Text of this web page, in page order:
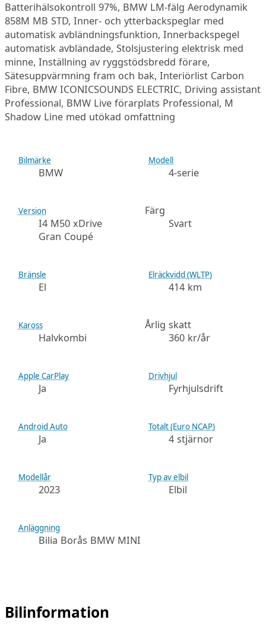
Batterihälsokontroll 97%, BMW LM-fälg Aerodynamik
858M MB STD, Inner- och ytterbackspeglar med
automatisk avbländningsfunktion, Innerbackspegel
automatisk avbländade, Stolsjustering elektrisk med
minne, Inställning av ryggstödsbredd förare,
Sätesuppvärmning fram och bak, Interiörlist Carbon
Fibre, BMW ICONICSOUNDS ELECTRIC, Driving assistant
Professional, BMW Live förarplats Professional, M
Shadow Line med utökad omfattning
Bilmärke
BMW
Modell
4-serie
Version
I4 M50 xDrive
Gran Coupé
Färg
Svart
Bränsle
El
Elräckvidd (WLTP)
414 km
Kaross
Halvkombi
Årlig skatt
360 kr/år
Apple CarPlay
Ja
Drivhjul
Fyrhjulsdrift
Android Auto
Ja
Totalt (Euro NCAP)
4 stjärnor
Modellår
2023
Typ av elbil
Elbil
Anläggning
Bilia Borås BMW MINI
Bilinformation